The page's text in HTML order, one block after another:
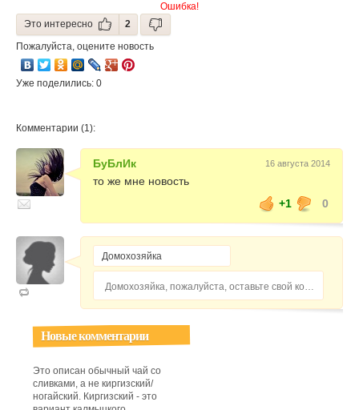
Ошибка!
Это интересно
2
Пожалуйста, оцените новость
Уже поделились: 0
Комментарии (1):
БуБлИк 16 августа 2014
то же мне новость
+1
0
Домохозяйка, пожалуйста, оставьте свой комментарий...
Новые комментарии
Это описан обычный чай со
сливками, а не киргизский/
ногайский. Киргизский - это